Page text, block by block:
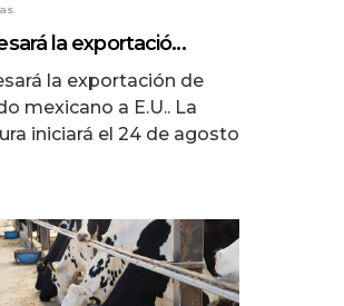
la exportació...
la exportación de
mexicano a E.U.. La
iniciará el 24 de agosto